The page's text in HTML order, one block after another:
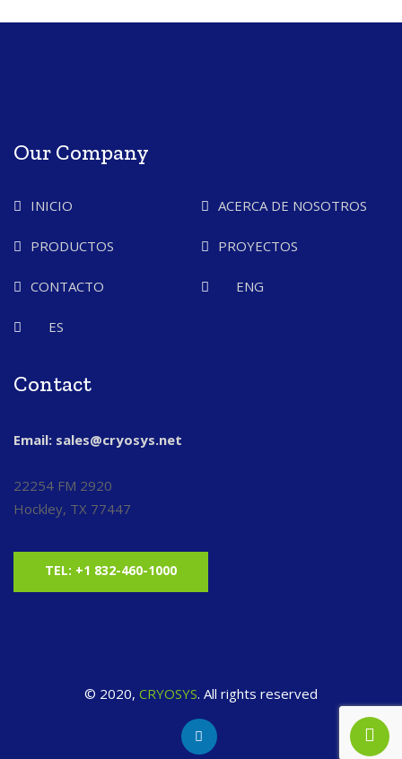
Our Company
INICIO ACERCA DE NOSOTROS
PRODUCTOS PROYECTOS
CONTACTO ENG
ES
Contact
Email: sales@cryosys.net
22254 FM 2920
Hockley, TX 77447
TEL: +1 832-460-1000
© 2020, CRYOSYS. All rights reserved